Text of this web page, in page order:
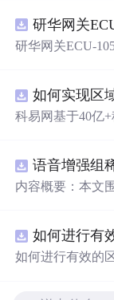
新领域的AI+数
智能化发展。
研华网关ECU-
科易网基于40亿
新领域的AI+数
智能化发展。
内容概要：本文
则项克服传统稀
实际应用中实现
如何进行有
如何进行有效的